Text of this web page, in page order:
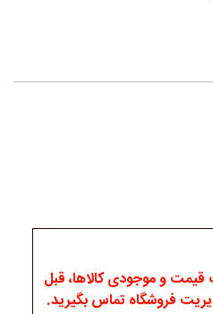
قیمت و موجودی کالاها، قبل
فروشگاه تماس بگیرید.